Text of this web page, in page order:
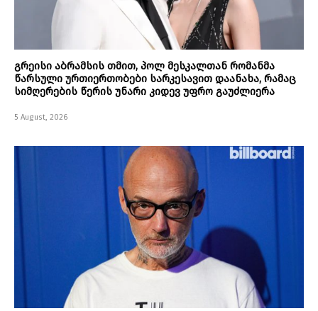
გრეისი აბრამსის თმით, პოლ მესკალთან რომანმა
წარსული ურთიერთობები სარკესავით დაანახა, რამაც
სიმღერების წერის უნარი კიდევ უფრო გაუძლიერა
5 August, 2026